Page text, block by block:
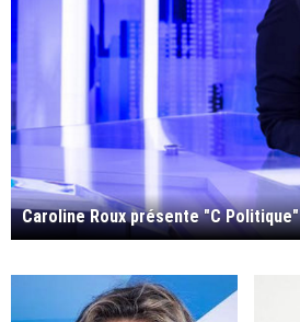
Caroline Roux présente "C Politique"